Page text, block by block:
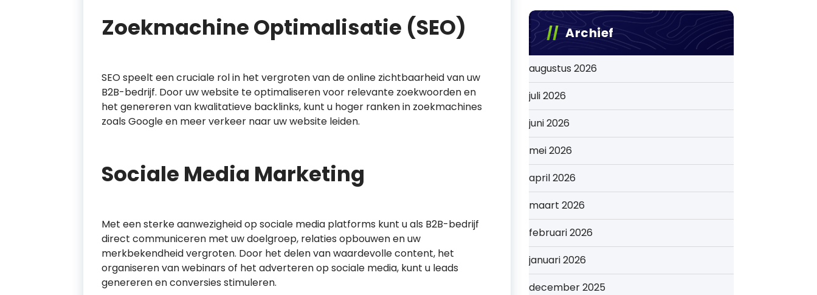
Zoekmachine Optimalisatie (SEO)
SEO speelt een cruciale rol in het vergroten van de online zichtbaarheid van uw
B2B-bedrijf. Door uw website te optimaliseren voor relevante zoekwoorden en
het genereren van kwalitatieve backlinks, kunt u hoger ranken in zoekmachines
zoals Google en meer verkeer naar uw website leiden.
Sociale Media Marketing
Met een sterke aanwezigheid op sociale media platforms kunt u als B2B-bedrijf
direct communiceren met uw doelgroep, relaties opbouwen en uw
merkbekendheid vergroten. Door het delen van waardevolle content, het
organiseren van webinars of het adverteren op sociale media, kunt u leads
genereren en conversies stimuleren.
Archief
augustus 2026
juli 2026
juni 2026
mei 2026
april 2026
maart 2026
februari 2026
januari 2026
december 2025